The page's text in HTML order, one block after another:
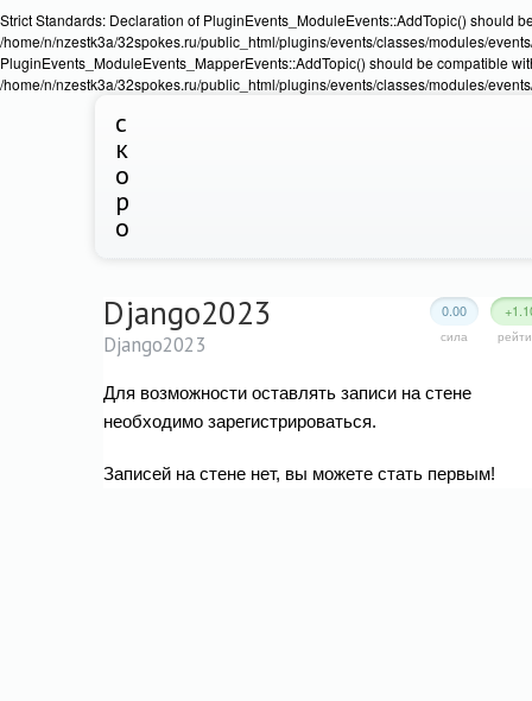
Strict Standards: Declaration of PluginEvents_ModuleEvents::AddTopic() should
/home/n/nzestk3a/32spokes.ru/public_html/plugins/events/classes/modules/
PluginEvents_ModuleEvents_MapperEvents::AddTopic() should be compatible
/home/n/nzestk3a/32spokes.ru/public_html/plugins/events/classes/modules/
с
к
о
р
о
0.00
сила
Django2023
Django2023
Для возможности оставлять записи на стене
необходимо зарегистрироваться.
Записей на стене нет, вы можете стать первым!